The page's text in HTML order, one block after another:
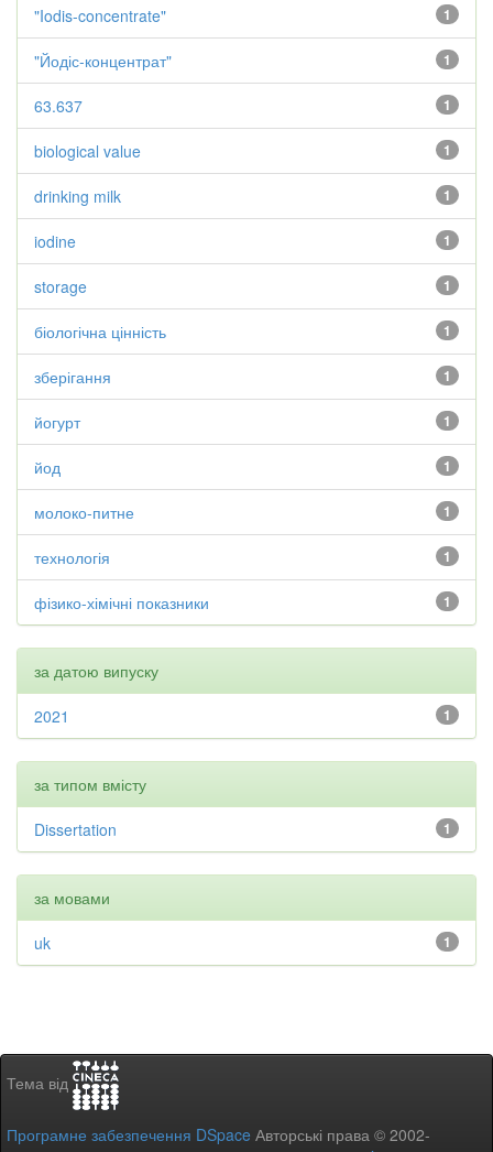
1
"Iodis-concentrate"
1
"Йодіс-концентрат"
1
63.637
1
biological value
1
drinking milk
1
iodine
1
storage
1
біологічна цінність
1
зберігання
1
йогурт
1
йод
1
молоко-питне
1
технологія
1
фізико-хімічні показники
за датою випуску
1
2021
за типом вмісту
1
Dissertation
за мовами
1
uk
Тема від
Програмне забезпечення DSpace Авторські права © 2002-